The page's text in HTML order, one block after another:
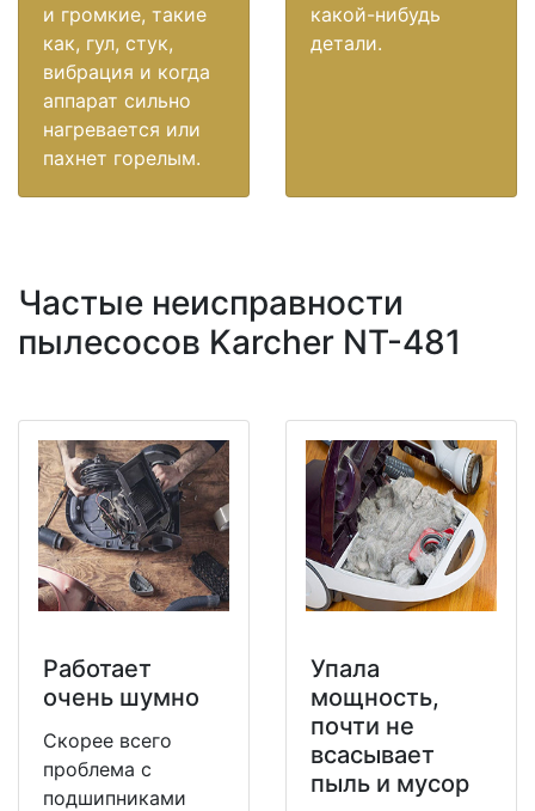
и громкие, такие
как, гул, стук,
вибрация и когда
аппарат сильно
нагревается или
пахнет горелым.
какой-нибудь
детали.
Частые неисправности
пылесосов Karcher NT-481
Работает
очень шумно
Скорее всего
проблема с
подшипниками
Упала
мощность,
почти не
всасывает
пыль и мусор